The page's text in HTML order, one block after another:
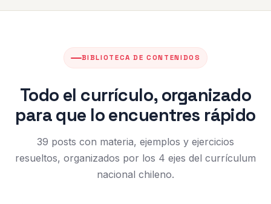
BIBLIOTECA DE CONTENIDOS
Todo el currículo, organizado
para que lo encuentres rápido
39 posts con materia, ejemplos y ejercicios
resueltos, organizados por los 4 ejes del currículum
nacional chileno.